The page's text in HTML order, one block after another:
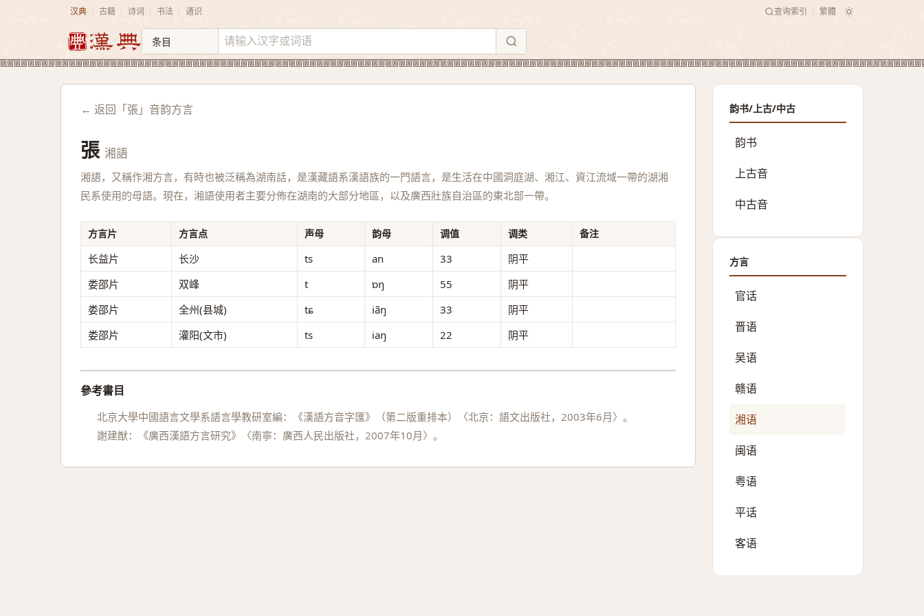
汉典 古籍 诗词 书法 通识 查询索引 繁體
← 返回「張」音韵方言
張 湘語
湘語，又稱作湘方言，有時也被泛稱為湖南話，是漢藏語系漢語族的一門語言，是生活在中國洞庭湖、湘江、資江流域一帶的湖湘
民系使用的母語。現在，湘語使用者主要分佈在湖南的大部分地區，以及廣西壯族自治區的東北部一帶。
方言片 方言点 声母 韵母 调值 调类 备注
长益片 长沙 ts an 33
阴平
娄邵片
双峰 t ɒŋ 55
阴平
娄邵片
全州(县城) tɕ iãŋ 33
阴平
娄邵片
灌阳(文市) ts iaŋ 22 阴平
參考書目
北京大學中國語言文學系語言學教研室編：《漢語方音字匯》（第二版重排本）〈北京：語文出版社，2003年6月〉。
謝建猷：《廣西漢語方言研究》〈南寧：廣西人民出版社，2007年10月〉。
韵书/上古/中古
韵书
上古音
中古音
方言
官话
晋语
吴语
赣语
湘语
闽语
粤语
平话
客语